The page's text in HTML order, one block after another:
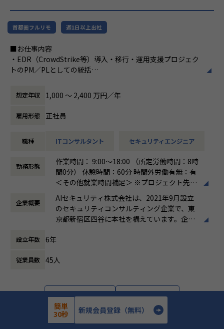
リーダー候補として、技術方針の策定・標準化・メンバー育
成にも携わります。スペシャリストとマネジメントの両方の
道が拓けるポジションです。
■身に付く・期待する、知識・スキル・能力
・DevSecOps／シフトレフトの実践 ：CI/CDにセキュリティ
・セキュリティガバナンス構築の経験：全社統制の設計、IS
・オブザーバビリティ基盤の設計力：監視・ログ・パフォー
・技術リード・標準化・育成のマネジメントスキル：チーム
を率いる経験
オープングループ全体のプロダクトを横断し、以下の領域を
担当いただきます。
クラウドインフラ
・Google Cloud への移行対応の推進
・GCP / AWS を中心としたインフラの設計・構築・運用
セキュリティ
・各プロダクトの脆弱性対応、セキュリティ診断、対策の実
・全社横断的なセキュリティ統制およびガバナンスの設計と
首都圏フルリモ 週1日以上出社
■お仕事内容
・EDR（CrowdStrike等）導入・移行・運用支援プロジェク
トのPM／PLとしての統括
の構想策定、設計のリード
・SOC／MDR運用設計、インシデント対応（IR）体制構築の
支援
・検知ルール・運用プロセスの高度化、チューニング方針の
・ユニット（チーム）のマネジメント、メンバー育成、デリ
・顧客への提案活動、経営層・部門責任者への報告・折衝
・ベンダーアライアンス（CrowdStrike）を活かした提案・
ソリューション開発
・（Senior Manager）複数プロジェクトの同時統括、案件
創出・事業推進のリード
・（Director）EDR／エンドポイント領域全体の事業・売上
■このポジションの魅力
当社がベンダーアライアンスを結ぶCrowdStrikeを中核に、
導入・構築から運用設計、
インシデント対応体制の構築までを一気通貫で担っていただ
想定年収 1,000 〜 2,400 万円／年
雇用形態 正社員
職種 ITコンサルタント セキュリティエンジニア
勤務形態
作業時間： 9:00～18:00 （所定労働時間：8時
間0分） 休憩時間：60分 時間外労働有無：有
＜その他就業時間補足＞ ※プロジェクト先に
よる。 ※シニアコンサルタント以上は専門業
務型裁量労働制（みなし労働時間8時間）の
場合、時間外労働なし
働き方：裁量労働制
休憩時間： 60分
企業概要
AIセキュリティ株式会社は、2021年9月設立
のセキュリティコンサルティング企業で、東
京都新宿区四谷に本社を構えています。企業
げ、企業の持続的な成長と価値向上を支援す
コンサルティング、サイバーセキュリティコ
キュリティ顧問サービス、人材紹介・採用支
援などです。AI活用の拡大に伴うセキュリテ
ィリスクへの対応を強みとし、リスク管理か
ら組織体制構築、人材確保まで幅広く支援し
設立年数 6年
従業員数 45人
詳細を見る 応募する
簡単
30秒
新規会員登録（無料）